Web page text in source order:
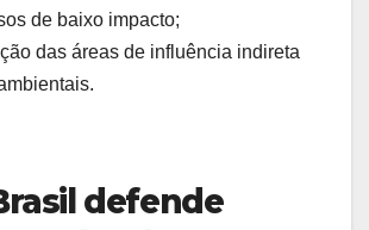
de baixo impacto;
das áreas de influência indireta
defende